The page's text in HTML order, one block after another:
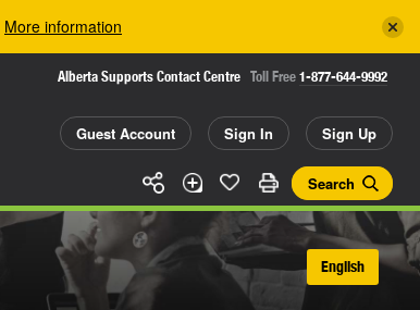
More information
Alberta Supports Contact Centre Toll Free 1-877-644-9992
Guest Account Sign In Sign Up
Search
English